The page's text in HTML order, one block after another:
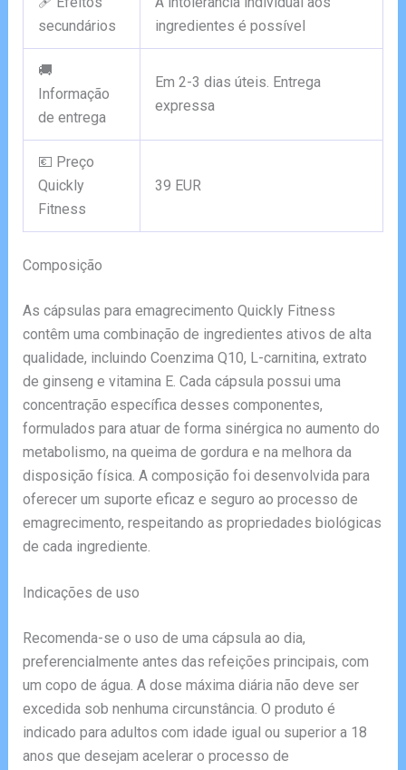
secundários
ingredientes é possível
🚚
Informação
de entrega
Em 2-3 dias úteis. Entrega
expressa
💶 Preço
Quickly
Fitness
39 EUR
Composição
As cápsulas para emagrecimento Quickly Fitness
contêm uma combinação de ingredientes ativos de alta
qualidade, incluindo Coenzima Q10, L-carnitina, extrato
de ginseng e vitamina E. Cada cápsula possui uma
concentração específica desses componentes,
formulados para atuar de forma sinérgica no aumento do
metabolismo, na queima de gordura e na melhora da
disposição física. A composição foi desenvolvida para
oferecer um suporte eficaz e seguro ao processo de
emagrecimento, respeitando as propriedades biológicas
de cada ingrediente.
Indicações de uso
Recomenda-se o uso de uma cápsula ao dia,
preferencialmente antes das refeições principais, com
um copo de água. A dose máxima diária não deve ser
excedida sob nenhuma circunstância. O produto é
indicado para adultos com idade igual ou superior a 18
anos que desejam acelerar o processo de